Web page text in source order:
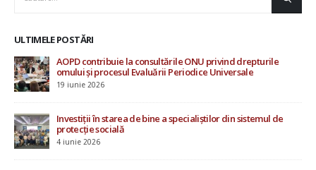
ULTIMELE POSTĂRI
AOPD contribuie la consultările ONU privind drepturile
omului și procesul Evaluării Periodice Universale
19 iunie 2026
Investiții în starea de bine a specialiștilor din sistemul de
protecție socială
4 iunie 2026